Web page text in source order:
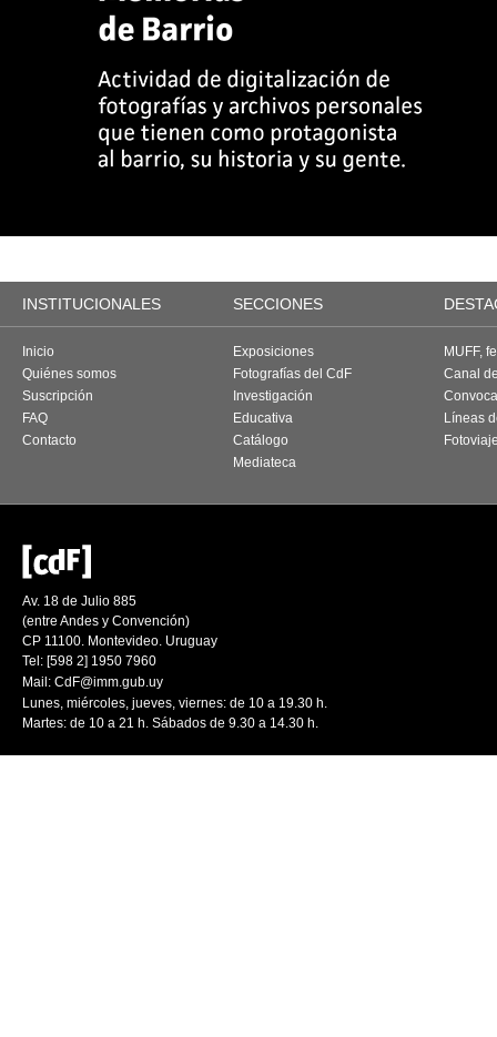
INSTITUCIONALES SECCIONES
Inicio
Quiénes somos
Suscripción
FAQ
Contacto
Exposiciones
Fotografías del CdF
Investigación
Educativa
Catálogo
Mediateca
MUFF,
Canal
Líneas
Av. 18 de Julio 885
(entre Andes y Convención)
CP 11100. Montevideo. Uruguay
Tel: [598 2] 1950 7960
Mail: CdF@imm.gub.uy
Lunes, miércoles, jueves, viernes: de 10 a 19.30 h.
Martes: de 10 a 21 h. Sábados de 9.30 a 14.30 h.